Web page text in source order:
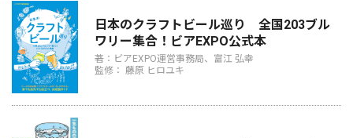
日本のクラフトビール巡り 全国203ブル
ワリー集合！ビアEXPO公式本
著：ビアEXPO運営事務局、富江 弘幸
監修： 藤原 ヒロユキ